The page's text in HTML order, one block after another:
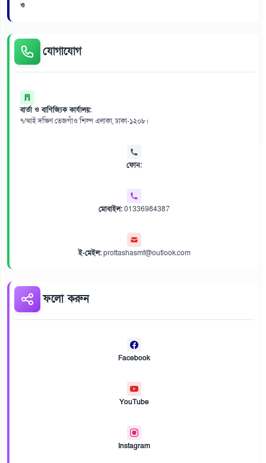
ও
যোগাযোগ
বার্তা ও বাণিজ্যিক কার্যালয়:
৭/আই দক্ষিণ তেজগাঁও শিল্প এলাকা, ঢাকা-১২০৮।
ফোন:
মোবাইল:01336984387
ই-মেইল:prottashasmf@outlook.com
ফলো করুন
Facebook
YouTube
Instagram